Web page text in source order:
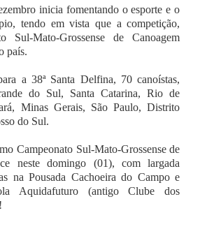
inicia fomentando o esporte e o
tendo em vista que a competição,
Sul-Mato-Grossense de Canoagem
país.
a 38ª Santa Delfina, 70 canoístas,
do Sul, Santa Catarina, Rio de
Minas Gerais, São Paulo, Distrito
do Sul.
Campeonato Sul-Mato-Grossense de
neste domingo (01), com largada
na Pousada Cachoeira do Campo e
Aquidafuturo (antigo Clube dos